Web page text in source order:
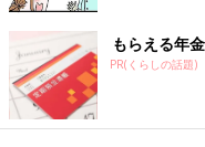
もらえる年
PR(くらしの話題)